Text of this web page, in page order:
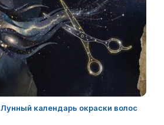
Лунный календарь окраски волос